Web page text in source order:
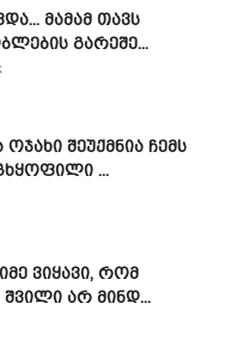
მამამ თავს
გარეშე...
შეუქმნია ჩემს
...
ვიყავი, რომ
არ მინდ...